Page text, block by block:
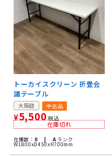
トーカイスクリーン 折畳会
議テーブル
大阪店 中古品
¥5,500 税込
在庫切れ
在庫数： 0 | Aランク
W1800xD450xH700mm